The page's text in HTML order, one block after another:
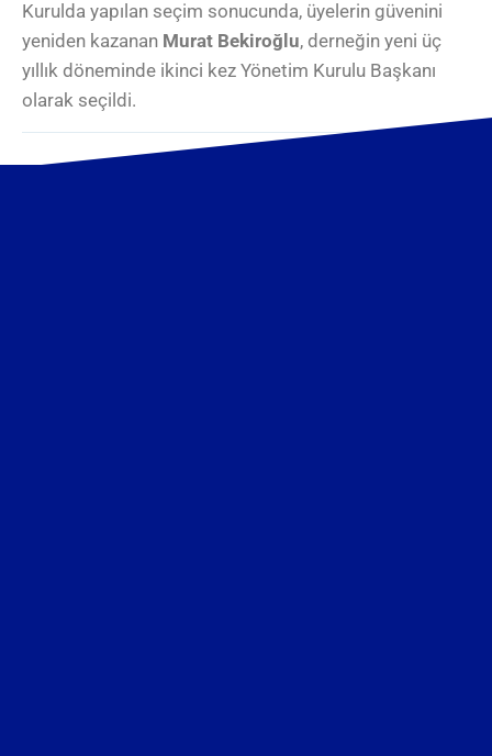
Kurulda yapılan seçim sonucunda, üyelerin güvenini
yeniden kazanan Murat Bekiroğlu, derneğin yeni üç
yıllık döneminde ikinci kez Yönetim Kurulu Başkanı
olarak seçildi.